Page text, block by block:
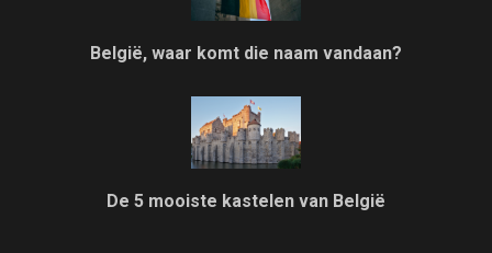
België, waar komt die naam vandaan?
De 5 mooiste kastelen van België